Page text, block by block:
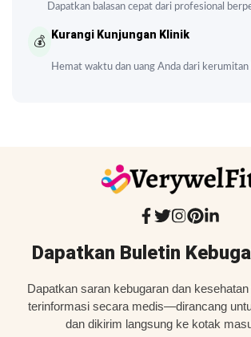
Dapatkan balasan cepat dari profesional
💰
Kurangi Kunjungan Klinik
Hemat waktu dan uang Anda dari kerumitan
Dapatkan Buletin
Dapatkan saran kebugaran dan
terinformasi secara medis—dirancang
dan dikirim langsung ke kotak